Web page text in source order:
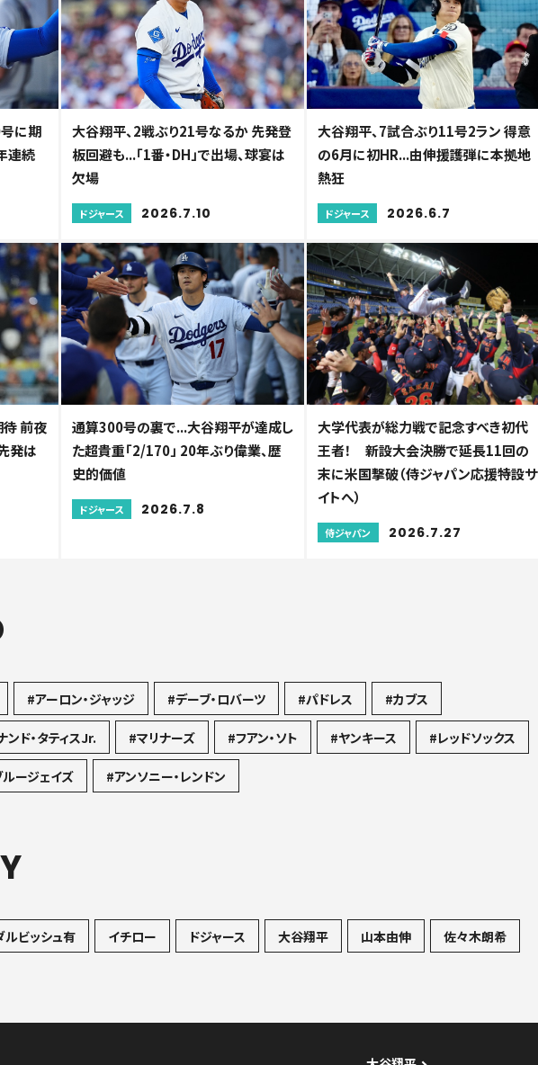
に期
連続
大谷翔平、2戦ぶり21号なるか 先発登
板回避も...「1番・DH」で出場、球宴は
欠場
ドジャース 2026.7.10
大谷翔平、7試合ぶり11号2ラン 得意
の6月に初HR...由伸援護弾に本拠地
熱狂
ドジャース 2026.6.7
前夜
発は
通算300号の裏で...大谷翔平が達成し
た超貴重「2/170」 20年ぶり偉業、歴
史的価値
ドジャース 2026.7.8
大学代表が総力戦で記念すべき初代
王者！ 新設大会決勝で延長11回の
末に米国撃破（侍ジャパン応援特設サ
イトへ）
侍ジャパン 2026.7.27
#アーロン・ジャッジ #デーブ・ロバーツ #パドレス #カブス
ンド・タティスJr. #マリナーズ #フアン・ソト #ヤンキース #レッドソックス
ージェイズ #アンソニー・レンドン
ルビッシュ有 イチロー ドジャース 大谷翔平 山本由伸 佐々木朗希